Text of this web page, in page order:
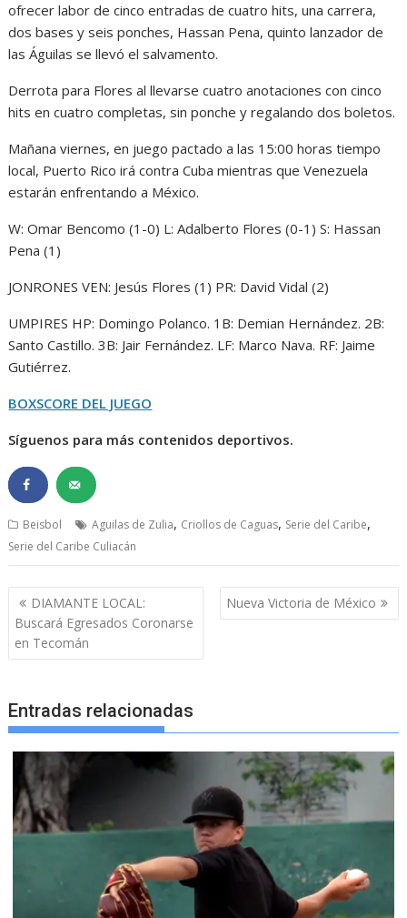
ofrecer labor de cinco entradas de cuatro hits, una carrera,
dos bases y seis ponches, Hassan Pena, quinto lanzador de
las Águilas se llevó el salvamento.
Derrota para Flores al llevarse cuatro anotaciones con cinco
hits en cuatro completas, sin ponche y regalando dos boletos.
Mañana viernes, en juego pactado a las 15:00 horas tiempo
local, Puerto Rico irá contra Cuba mientras que Venezuela
estarán enfrentando a México.
W: Omar Bencomo (1-0) L: Adalberto Flores (0-1) S: Hassan
Pena (1)
JONRONES VEN: Jesús Flores (1) PR: David Vidal (2)
UMPIRES HP: Domingo Polanco. 1B: Demian Hernández. 2B:
Santo Castillo. 3B: Jair Fernández. LF: Marco Nava. RF: Jaime
Gutiérrez.
BOXSCORE DEL JUEGO
Síguenos para más contenidos deportivos.
Beisbol Aguilas de Zulia, Criollos de Caguas, Serie del Caribe,
Serie del Caribe Culiacán
Navegación
de
entradas
DIAMANTE LOCAL:
Buscará Egresados Coronarse
en Tecomán
Nueva Victoria de México
Entradas relacionadas